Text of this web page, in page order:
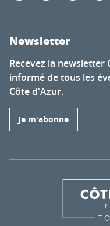
Newsletter
Recevez la newsletter
informé de tous les
Côte d'Azur.
Je m'abonne